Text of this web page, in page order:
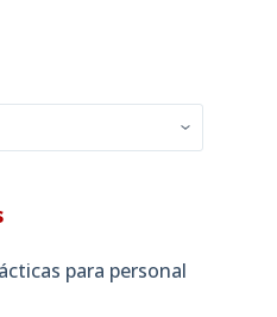
para personal